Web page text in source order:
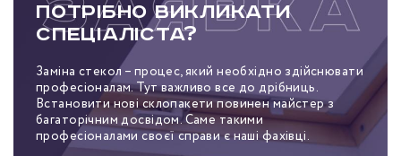
Потрібно викликати
спеціаліста?
Заміна стекол – процес, який необхідно здійснювати
професіоналам. Тут важливо все до дрібниць.
Встановити нові склопакети повинен майстер з
багаторічним досвідом. Саме такими
професіоналами своєї справи є наші фахівці.